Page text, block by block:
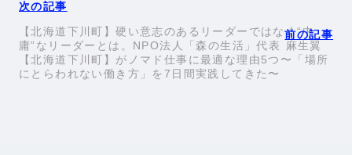
【北海道下川町】硬い意志のあるリーダーではなく“中
庸”なリーダーとは。NPO法人「森の生活」代表 麻生翼
【北海道下川町】がノマド仕事に最適な理由5つ〜「場所
にとらわれない働き方」を7日間実践してきた〜